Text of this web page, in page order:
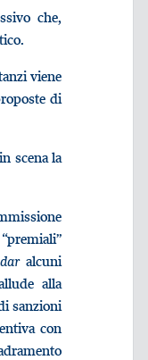
che,
viene
di
scena la
alcuni
alla
sanzioni
con